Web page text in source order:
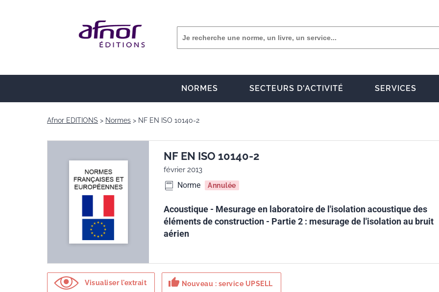
NORMES SECTEURS D'ACTIVITÉ SERVICES
Afnor EDITIONS Normes NF EN ISO 10140-2
NF EN ISO 10140-2
février 2013
Norme Annulée
Acoustique - Mesurage en laboratoire de l'isolation acoustique des
éléments de construction - Partie 2 : mesurage de l'isolation au bruit
aérien
Visualiser l'extrait thumb_up Nouveau : service UPSELL